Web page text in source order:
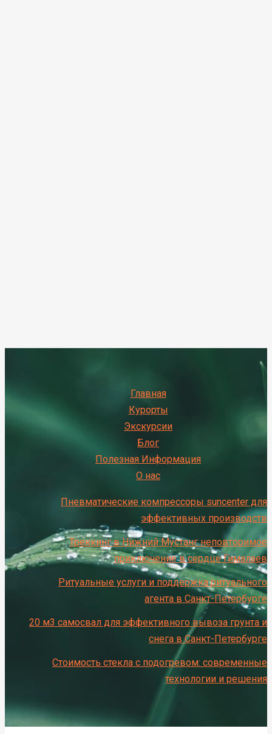
Главная
Курорты
Экскурсии
Блог
Полезная Информация
О нас
Пневматические компрессоры suncenter для
эффективных производств
Треккинг в Нижний Мустанг неповторимое
приключение в сердце Гималаев
Ритуальные услуги и поддержка ритуального
агента в Санкт-Петербурге
20 м3 самосвал для эффективного вывоза грунта и
снега в Санкт-Петербурге
Стоимость стекла с подогревом: современные
технологии и решения